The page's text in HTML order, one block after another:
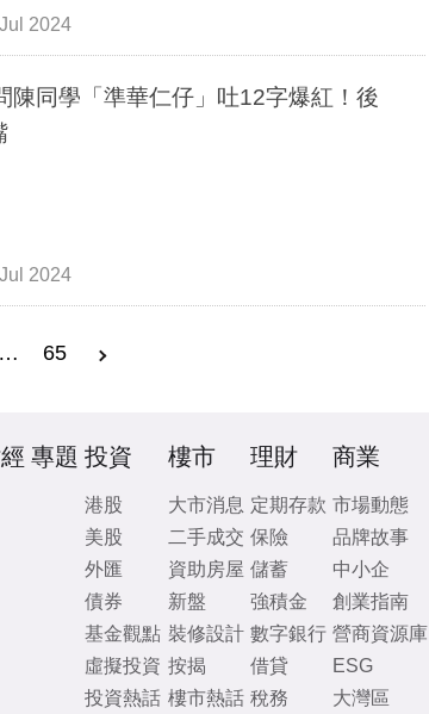
2024
陳同學「準華仁仔」吐12字爆紅！後
2024
… 65
專題 投資
港股
美股
外匯
債券
基金觀點
虛擬投資
投資熱話
樓市
大市消息
二手成交
資助房屋
新盤
裝修設計
按揭
樓市熱話
理財
定期存款
保險
儲蓄
強積金
數字銀行
借貸
稅務
商業
市場動態
品牌故事
中小企
創業指南
營商資源庫
ESG
大灣區